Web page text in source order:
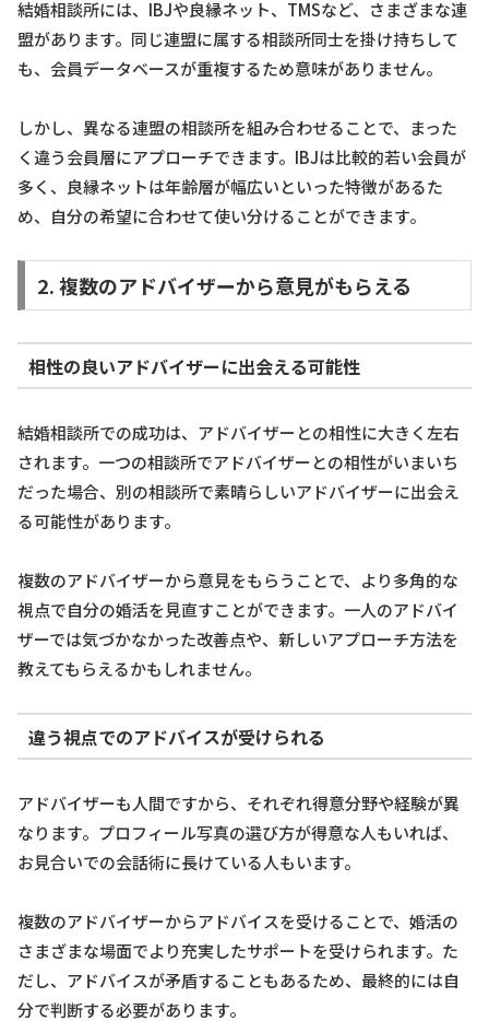
結婚相談所には、IBJや良縁ネット、TMSなど、さまざまな連
盟があります。同じ連盟に属する相談所同士を掛け持ちして
も、会員データベースが重複するため意味がありません。
しかし、異なる連盟の相談所を組み合わせることで、まった
く違う会員層にアプローチできます。IBJは比較的若い会員が
多く、良縁ネットは年齢層が幅広いといった特徴があるた
め、自分の希望に合わせて使い分けることができます。
2. 複数のアドバイザーから意見がもらえる
相性の良いアドバイザーに出会える可能性
結婚相談所での成功は、アドバイザーとの相性に大きく左右
されます。一つの相談所でアドバイザーとの相性がいまいち
だった場合、別の相談所で素晴らしいアドバイザーに出会え
る可能性があります。
複数のアドバイザーから意見をもらうことで、より多角的な
視点で自分の婚活を見直すことができます。一人のアドバイ
ザーでは気づかなかった改善点や、新しいアプローチ方法を
教えてもらえるかもしれません。
違う視点でのアドバイスが受けられる
アドバイザーも人間ですから、それぞれ得意分野や経験が異
なります。プロフィール写真の選び方が得意な人もいれば、
お見合いでの会話術に長けている人もいます。
複数のアドバイザーからアドバイスを受けることで、婚活の
さまざまな場面でより充実したサポートを受けられます。た
だし、アドバイスが矛盾することもあるため、最終的には自
分で判断する必要があります。